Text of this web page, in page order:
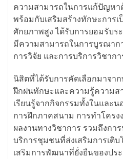
ความสามารถในการแก้ปัญห
พร้อมกับเสริมสร้างทักษะการ
ศักยภาพสูง ได้รับการยอมรับ
มีความสามารถในการบูรณาก
การวิจัย และการบริการวิชาก
นิสิตที่ได้รับการคัดเลือกมาจา
ฝึกฝนทักษะและความรู้ความส
เรียนรู้จากกิจกรรมทั้งในและ
การฝึกภาคสนาม การทำโครง
ผลงานทางวิชาการ รวมถึงกา
บริการชุมชนที่ส่งเสริมการเติบ
เสริมการพัฒนาที่ยั่งยืนของปร